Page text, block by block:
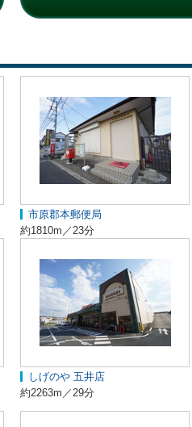
市原郡本郵便局
約1810m／23分
しげのや 五井店
約2263m／29分